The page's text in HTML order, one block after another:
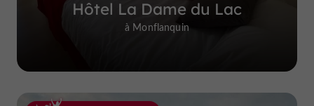
Hôtel La Dame du Lac
à Monflanquin